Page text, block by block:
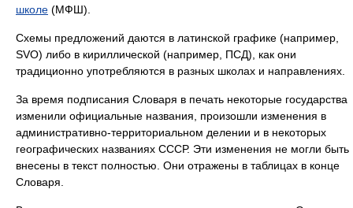
школе (МФШ).
Схемы предложений даются в латинской графике (например,
SVO) либо в кириллической (например, ПСД), как они
традиционно употребляются в разных школах и направлениях.
За время подписания Словаря в печать некоторые государства
изменили официальные названия, произошли изменения в
административно-территориальном делении и в некоторых
географических названиях СССР. Эти изменения не могли быть
внесены в текст полностью. Они отражены в таблицах в конце
Словаря.